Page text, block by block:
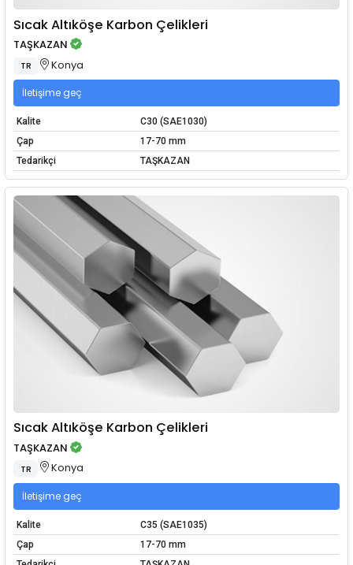
Sıcak Altıköşe Karbon Çelikleri
TAŞKAZAN
TR Konya
İletişime geç
Kalite
C30 (SAE1030)
Çap
17-70 mm
Tedarikçi
TAŞKAZAN
Sıcak Altıköşe Karbon Çelikleri
TAŞKAZAN
TR Konya
İletişime geç
Kalite
C35 (SAE1035)
Çap
17-70 mm